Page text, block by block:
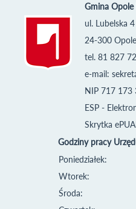
Gmina Opole
ul. Lubelska 4
24-300
tel. 81 827
e-mail:
NIP 717 173
ESP -
Skrytka
Godziny pracy
Poniedziałek:
Wtorek:
Środa: